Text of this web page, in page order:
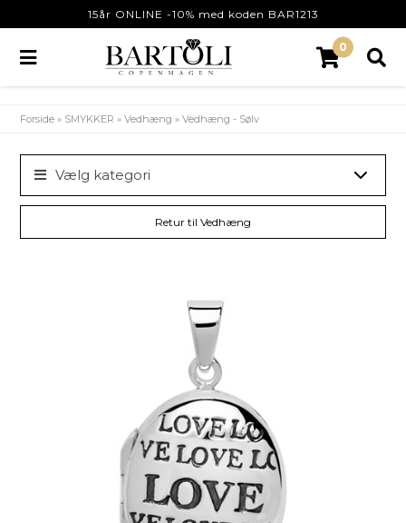
15år ONLINE -10% med koden BAR1213
0
Forside » SMYKKER »Vedhæng »Vedhæng - Sølv
Vælg kategori
Retur til Vedhæng